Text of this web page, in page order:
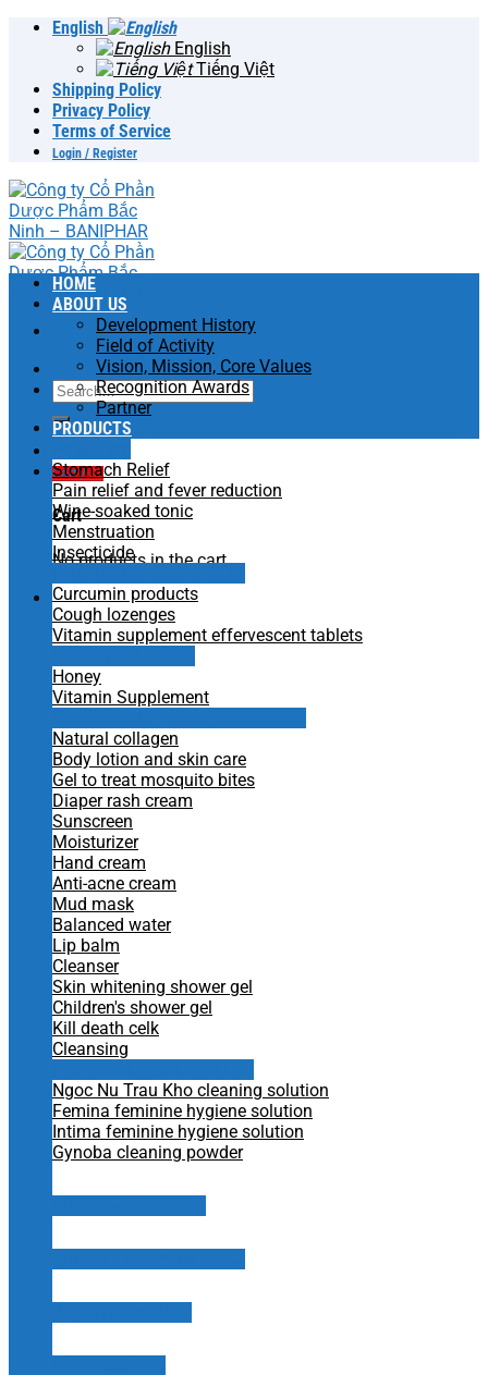
Skip
English
English
Tiếng Việt
Shipping Policy
Privacy Policy
Terms of Service
Login / Register
Search
for:
Cart /0₫
Cart
No products in the cart.
HOME
ABOUT US
Development History
Field of Activity
Vision, Mission, Core Values
Recognition Awards
Partner
PRODUCTS
Stomach Relief
Pain relief and fever reduction
Wine-soaked tonic
Menstruation
Insecticide
Curcumin products
Cough lozenges
Vitamin supplement effervescent tablets
Honey
Vitamin Supplement
Natural collagen
Body lotion and skin care
Gel to treat mosquito bites
Diaper rash cream
Sunscreen
Moisturizer
Hand cream
Anti-acne cream
Mud mask
Balanced water
Lip balm
Cleanser
Skin whitening shower gel
Children's shower gel
Kill death celk
Cleansing
Ngoc Nu Trau Kho cleaning solution
Femina feminine hygiene solution
Intima feminine hygiene solution
Gynoba cleaning powder